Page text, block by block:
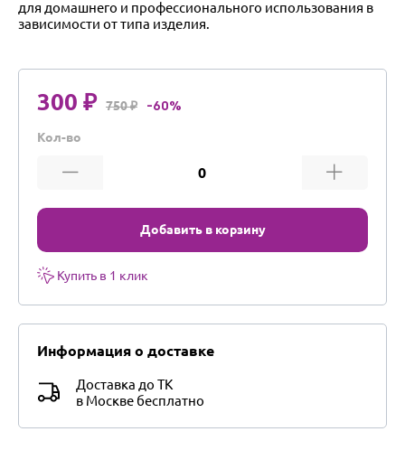
для домашнего и профессионального использования в
зависимости от типа изделия.
300 ₽ 750 ₽ -60%
Кол-во
Добавить в корзину
Купить в 1 клик
Информация о доставке
Доставка до ТК
в Москве бесплатно